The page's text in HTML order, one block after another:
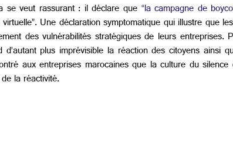
se veut rassurant : il déclare que “la campagne de
Une déclaration symptomatique qui illustre que
des vulnérabilités stratégiques de leurs entreprises.
plus imprévisible la réaction des citoyens ainsi
aux entreprises marocaines que la culture du
la réactivité.